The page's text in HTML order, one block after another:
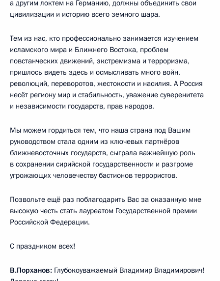
а другим локтем на Германию, должны объединить свои
цивилизации и историю всего земного шара.
Тем из нас, кто профессионально занимается изучением
исламского мира и Ближнего Востока, проблем
повстанческих движений, экстремизма и терроризма,
пришлось видеть здесь и осмысливать много войн,
революций, переворотов, жестокости и насилия. А Россия
несёт региону мир и стабильность, уважение суверенитета
и независимости государств, прав народов.
Мы можем гордиться тем, что наша страна под Вашим
руководством стала одним из ключевых партнёров
ближневосточных государств, сыграла важнейшую роль
в сохранении сирийской государственности и разгроме
угрожающих человечеству бастионов террористов.
Позвольте ещё раз поблагодарить Вас за оказанную мне
высокую честь стать лауреатом Государственной премии
Российской Федерации.
С праздником всех!
В.Порханов: Глубокоуважаемый Владимир Владимирович!